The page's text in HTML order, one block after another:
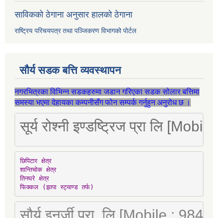
साविकको ठेगाना अनुसार हालको ठेगाना
राष्ट्रिय परिचयपत्र तथा पञ्जिकरण विभागको पोर्टल
सौर्य सडक बत्ति व्यवस्थापन
नगरभित्रका विभिन्न सडकहरुमा जडान गरिएका सडक सोलार बत्तिमा
समस्या भएमा देहायका कम्पनीसँग फोन सम्पर्क गर्नुहुन अनुरोध छ ।
सूर्य रोश्नी इण्डष्ट्रिज प्रा लि
छिपिटार क्षेत्र
शान्तिचोक क्षेत्र
तिनघरे क्षेत्र
फिक्कल (झापा स्ट्याण्ड तर्फ)
सौर्य इनर्जी प्रा. लि.[Mobile :